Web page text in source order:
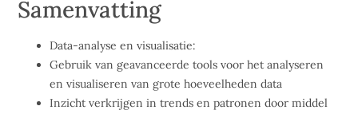
Samenvatting
Data-analyse en visualisatie:
Gebruik van geavanceerde tools voor het analyseren
en visualiseren van grote hoeveelheden data
Inzicht verkrijgen in trends en patronen door middel